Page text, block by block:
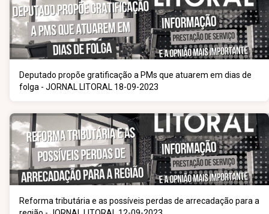
Deputado propõe gratificação a PMs que atuarem em dias de
folga - JORNAL LITORAL 18-09-2023
Reforma tributária e as possíveis perdas de arrecadação para a